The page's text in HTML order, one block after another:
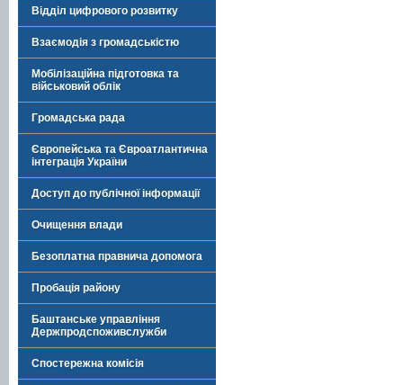
Відділ цифрового розвитку
Взаємодія з громадськістю
Мобілізаційна підготовка та
військовий облік
Громадська рада
Європейська та Євроатлантична
інтеграція України
Доступ до публічної інформації
Очищення влади
Безоплатна правнича допомога
Пробація району
Баштанське управління
Держпродспоживслужби
Спостережна комісія